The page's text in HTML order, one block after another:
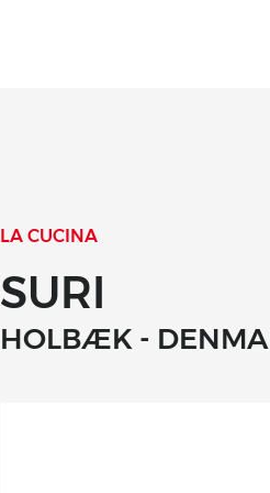
LA CUCINA
SURI
HOLBÆK -